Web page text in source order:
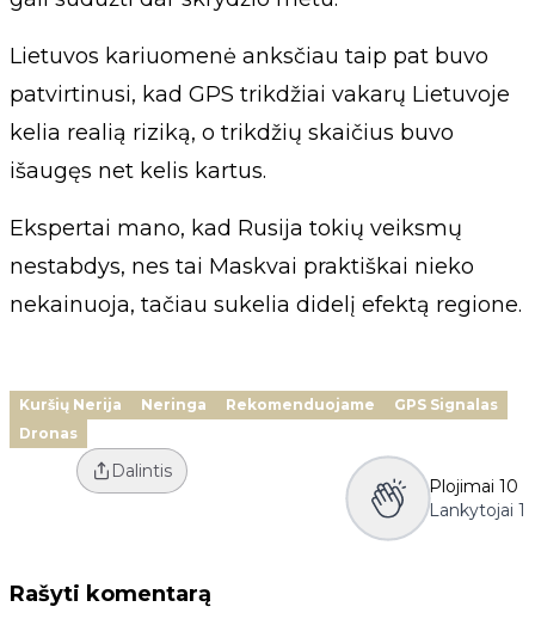
Lietuvos kariuomenė anksčiau taip pat buvo
patvirtinusi, kad GPS trikdžiai vakarų Lietuvoje
kelia realią riziką, o trikdžių skaičius buvo
išaugęs net kelis kartus.
Ekspertai mano, kad Rusija tokių veiksmų
nestabdys, nes tai Maskvai praktiškai nieko
nekainuoja, tačiau sukelia didelį efektą regione.
Kuršių Nerija Neringa Rekomenduojame
GPS Signalas
Dronas
Dalintis
Plojimai 10
Lankytojai 1
Rašyti komentarą